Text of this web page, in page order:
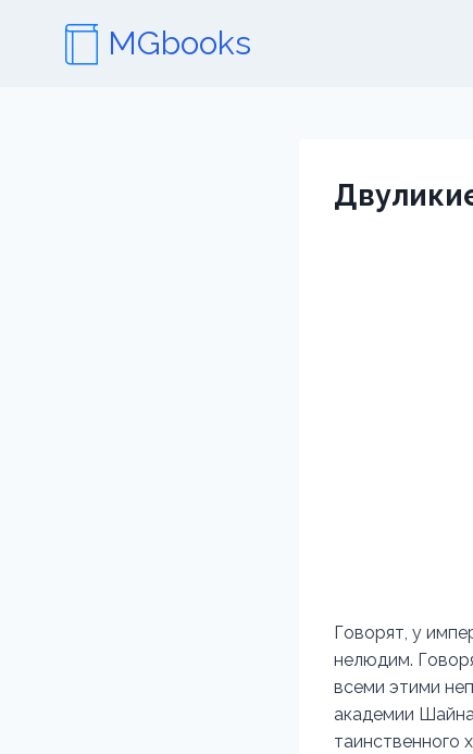
содержимому
MGbooks
Говорят, у
нелюдим.
всеми этими
академии
таинственного